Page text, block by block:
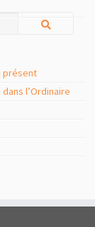
présent
l’Ordinaire